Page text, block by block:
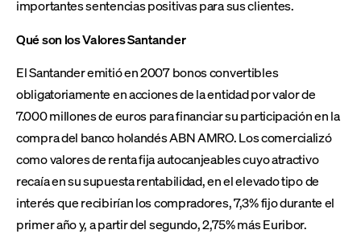
importantes sentencias positivas para sus clientes.
Qué son los Valores Santander
El Santander emitió en 2007 bonos convertibles
obligatoriamente en acciones de la entidad por valor de
7.000 millones de euros para financiar su participación en la
compra del banco holandés ABN AMRO. Los comercializó
como valores de renta fija autocanjeables cuyo atractivo
recaía en su supuesta rentabilidad, en el elevado tipo de
interés que recibirían los compradores, 7,3% fijo durante el
primer año y, a partir del segundo, 2,75% más Euribor.